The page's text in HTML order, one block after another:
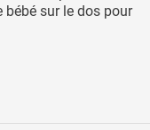
bébé sur le dos pour